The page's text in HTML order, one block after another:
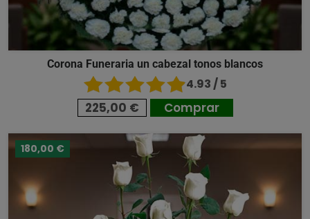
Corona Funeraria un cabezal tonos blancos
4.93 / 5
225,00 € Comprar
180,00 €